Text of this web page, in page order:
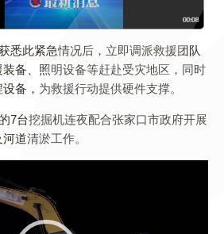
悉此紧急情况后，立即调派救援团队
备、照明设备等赶赴受灾地区，同时
备，为救援行动提供硬件支撑。
7台挖掘机连夜配合张家口市政府开展
道清淤工作。